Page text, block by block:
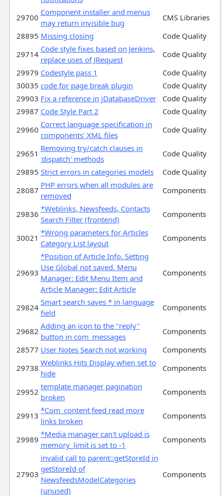
29700
Component installer and menus
may return invisible bug
CMS Libraries
28895 Missing closing
Code Quality
29714
Code style fixes based on Jenkins,
replace uses of JRequest
Code Quality
29979 Codestyle pass 1
Code Quality
30035 code for page break plugin
Code Quality
29903 Fix a reference in jDatabaseDriver
Code Quality
29987 Code Style Part 2
Code Quality
29960
Correct language specification in
components' XML files
Code Quality
29651
Removing try/catch clauses in
'dispatch' methods
Code Quality
29895 Strict errors in categories models
Code Quality
28087
PHP errors when all modules are
removed
Components
29836
*Weblinks, Newsfeeds, Contacts
Search Filter (frontend)
Components
30021
*Wrong parameters for Articles
Category List layout
Components
29693
*Position of Article Info. Setting
Use Global not saved. Menu
Manager: Edit Menu Item and
Article Manager: Edit Article
Components
29824
Smart search saves * in language
field
Components
29682
Adding an icon to the "reply"
button in com_messages
Components
28577 User Notes Search not working
Components
29738
Weblinks Hits Display when set to
hide
Components
29952
template manager pagination
broken
Components
29913
*Com_content feed read more
links broken
Components
29989
*Media manager can't upload is
memory_limit is set to -1
Components
27903
invalid call to parent::getStoreId in
getStoreId of
NewsfeedsModelCategories
(unused)
Components